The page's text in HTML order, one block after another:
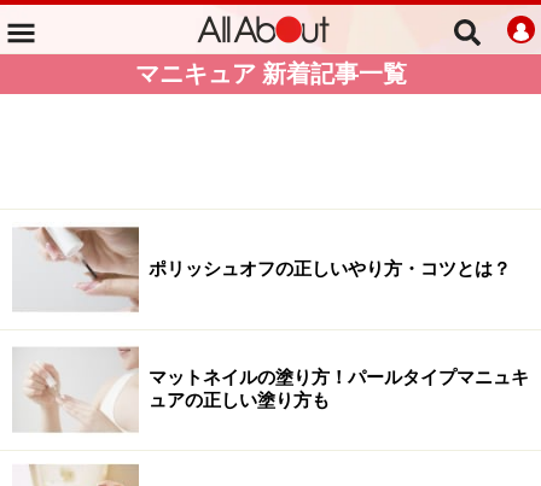
マニキュア 新着記事一覧
ポリッシュオフの正しいやり方・コツとは？
マットネイルの塗り方！パールタイプマニュキ
ュアの正しい塗り方も